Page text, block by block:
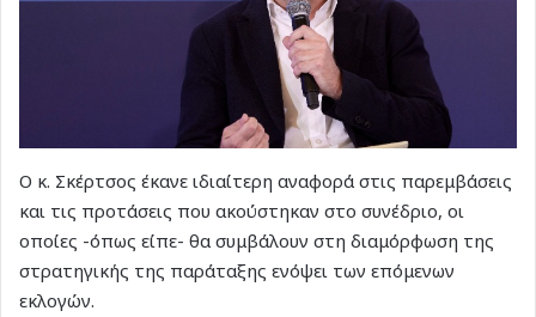
Ο κ. Σκέρτσος έκανε ιδιαίτερη αναφορά στις παρεμβάσεις
και τις προτάσεις που ακούστηκαν στο συνέδριο, οι
οποίες -όπως είπε- θα συμβάλουν στη διαμόρφωση της
στρατηγικής της παράταξης ενόψει των επόμενων
εκλογών.